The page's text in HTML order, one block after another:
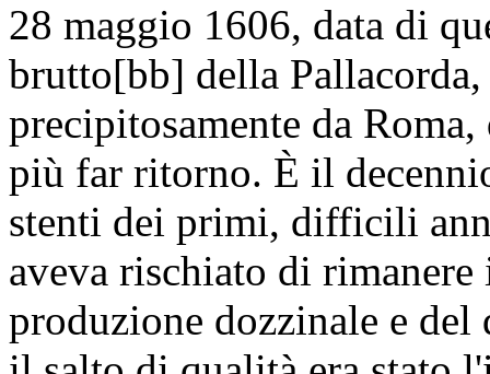
28 maggio 1606, data di
brutto[bb] della
precipitosamente da
più far ritorno. È il
stenti dei primi, difficili
aveva rischiato di
produzione dozzinale e del